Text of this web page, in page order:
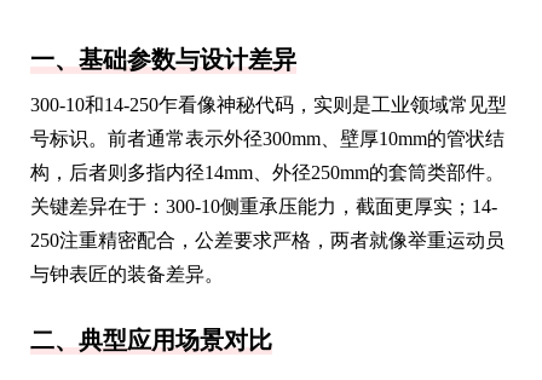
一、基础参数与设计差异
300-10和14-250乍看像神秘代码，实则是工业领域常见型
号标识。前者通常表示外径300mm、壁厚10mm的管状结
构，后者则多指内径14mm、外径250mm的套筒类部件。
关键差异在于：300-10侧重承压能力，截面更厚实；14-
250注重精密配合，公差要求严格，两者就像举重运动员
与钟表匠的装备差异。
二、典型应用场景对比